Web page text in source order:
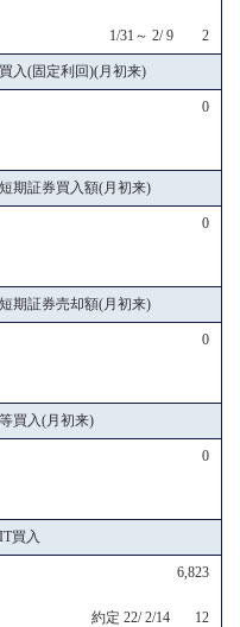
1/31～ 2/ 9 2
入(固定利回)(月初来)
0
期証券買入額(月初来)
0
期証券売却額(月初来)
0
買入(月初来)
0
買入
6,823
約定 22/ 2/14 12